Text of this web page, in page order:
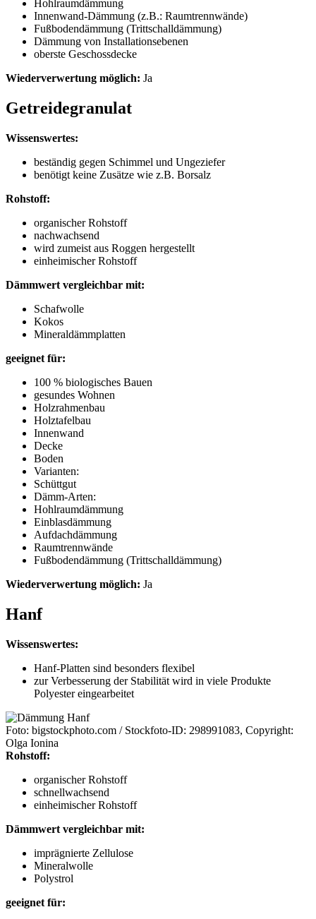
Hohlraumdämmung
Innenwand-Dämmung (z.B.: Raumtrennwände)
Fußbodendämmung (Trittschalldämmung)
Dämmung von Installationsebenen
oberste Geschossdecke
Wiederverwertung möglich: Ja
Getreidegranulat
Wissenswertes:
beständig gegen Schimmel und Ungeziefer
benötigt keine Zusätze wie z.B. Borsalz
Rohstoff:
organischer Rohstoff
nachwachsend
wird zumeist aus Roggen hergestellt
einheimischer Rohstoff
Dämmwert vergleichbar mit:
Schafwolle
Kokos
Mineraldämmplatten
geeignet für:
100 % biologisches Bauen
gesundes Wohnen
Holzrahmenbau
Holztafelbau
Innenwand
Decke
Boden
Varianten:
Schüttgut
Dämm-Arten:
Hohlraumdämmung
Einblasdämmung
Aufdachdämmung
Raumtrennwände
Fußbodendämmung (Trittschalldämmung)
Wiederverwertung möglich: Ja
Hanf
Wissenswertes:
Hanf-Platten sind besonders flexibel
zur Verbesserung der Stabilität wird in viele Produkte
Polyester eingearbeitet
Foto: bigstockphoto.com / Stockfoto-ID: 298991083, Copyright:
Olga Ionina
Rohstoff:
organischer Rohstoff
schnellwachsend
einheimischer Rohstoff
Dämmwert vergleichbar mit:
imprägnierte Zellulose
Mineralwolle
Polystrol
geeignet für: